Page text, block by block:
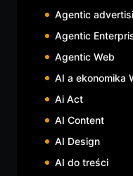
Agentic
Agentic
Agentic Web
AI a ekonomika
Ai Act
AI Content
AI Design
AI do treści